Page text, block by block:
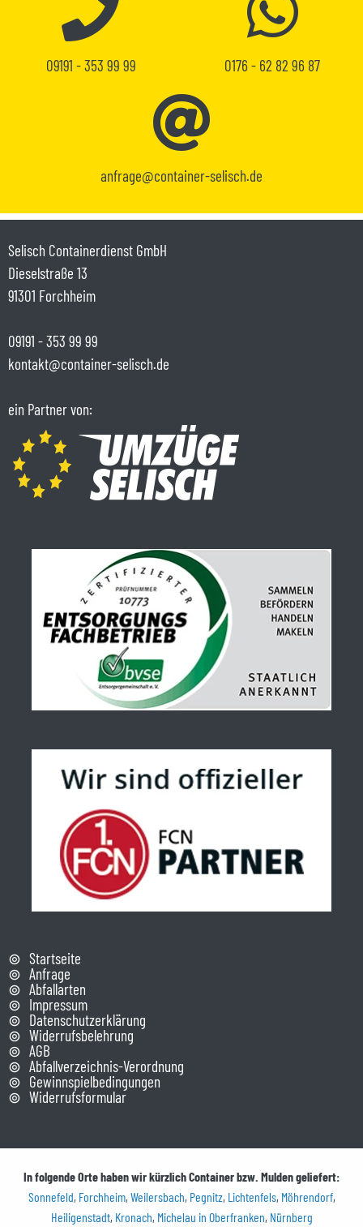
09191 - 353 99 99 0176 - 62 82 96 87
anfrage@container-selisch.de
Selisch Containerdienst GmbH
Dieselstraße 13
91301 Forchheim
09191 - 353 99 99
kontakt@container-selisch.de
ein Partner von:
Startseite
Anfrage
Abfallarten
Impressum
Datenschutzerklärung
Widerrufsbelehrung
AGB
Abfallverzeichnis-Verordnung
Gewinnspielbedingungen
Widerrufsformular
In folgende Orte haben wir kürzlich Container bzw. Mulden geliefert:
Sonnefeld, Forchheim, Weilersbach, Pegnitz, Lichtenfels, Möhrendorf,
Heiligenstadt, Kronach, Michelau in Oberfranken, Nürnberg